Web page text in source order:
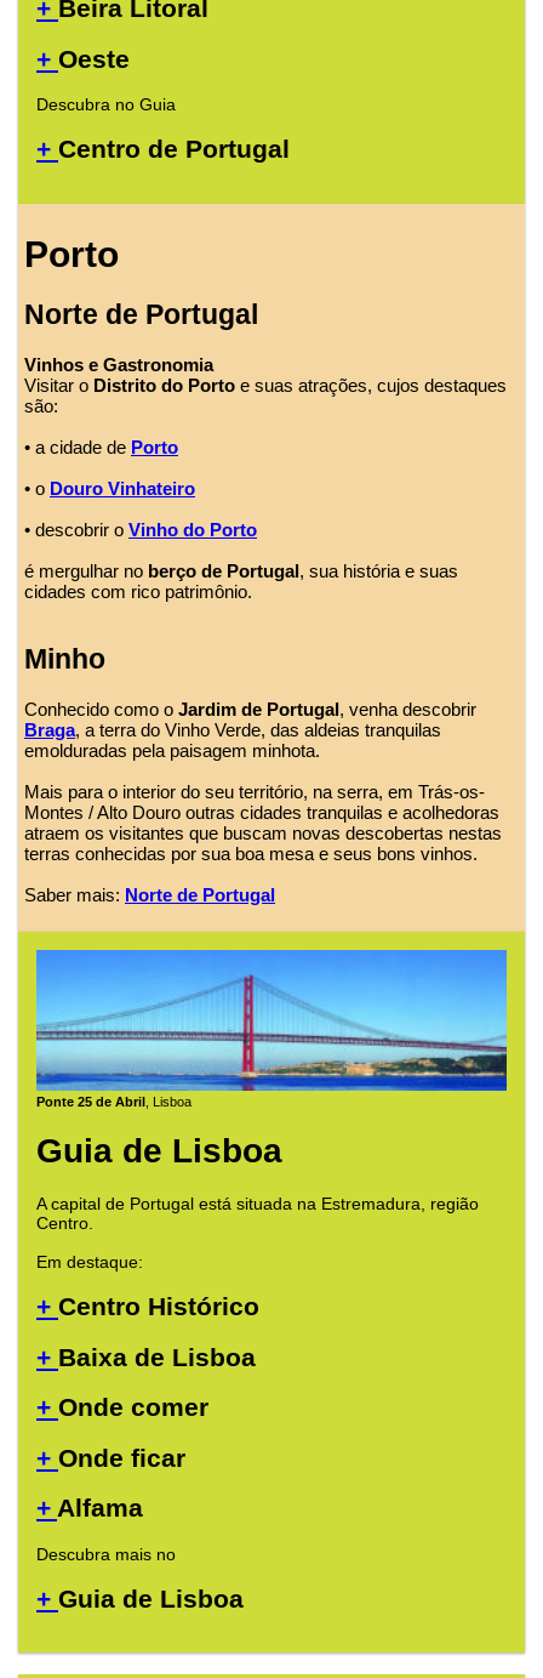
+ Beira Litoral
+ Oeste
Descubra no Guia
+ Centro de Portugal
Porto
Norte de Portugal
Vinhos e Gastronomia
Visitar o Distrito do Porto e suas atrações, cujos destaques
são:
• a cidade de Porto
• o Douro Vinhateiro
• descobrir o Vinho do Porto
é mergulhar no berço de Portugal, sua história e suas
cidades com rico patrimônio.
Minho
Conhecido como o Jardim de Portugal, venha descobrir
Braga, a terra do Vinho Verde, das aldeias tranquilas
emolduradas pela paisagem minhota.
Mais para o interior do seu território, na serra, em Trás-os-
Montes / Alto Douro outras cidades tranquilas e acolhedoras
atraem os visitantes que buscam novas descobertas nestas
terras conhecidas por sua boa mesa e seus bons vinhos.
Saber mais: Norte de Portugal
Ponte 25 de Abril , Lisboa
Guia de Lisboa
A capital de Portugal está situada na Estremadura, região
Centro.
Em destaque:
+ Centro Histórico
+ Baixa de Lisboa
+ Onde comer
+ Onde ficar
+ Alfama
Descubra mais no
+ Guia de Lisboa